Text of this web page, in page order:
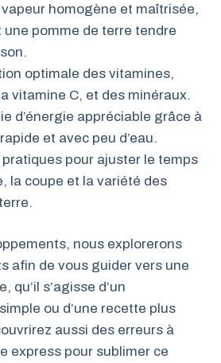
homogène et maîtrisée,
pomme de terre tendre
optimale des vitamines,
vitamine C, et des minéraux.
d’énergie appréciable grâce à
et avec peu d’eau.
pour ajuster le temps
la coupe et la variété des
nous explorerons
afin de vous guider vers une
qu’il s’agisse d’un
ou d’une recette plus
aussi des erreurs à
express pour sublimer ce